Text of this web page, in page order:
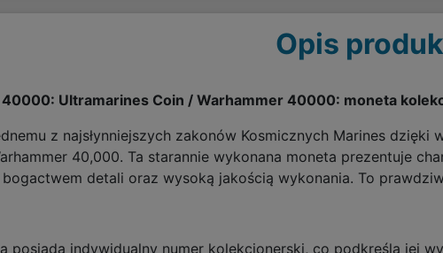
Opis
Ultramarines Coin / Warhammer 40000: moneta
z najsłynniejszych zakonów Kosmicznych Marines
40,000. Ta starannie wykonana moneta prezentuje
detali oraz wysoką jakością wykonania. To
posiada indywidualny numer kolekcjonerski, co podkreśla jej